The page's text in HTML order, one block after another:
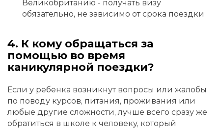
Великобританию - получать визу
обязательно, не зависимо от срока поездки
4. К кому обращаться за
помощью во время
каникулярной поездки?
Если у ребенка возникнут вопросы или жалобы
по поводу курсов, питания, проживания или
любые другие сложности, лучше всего сразу же
обратиться в школе к человеку, который